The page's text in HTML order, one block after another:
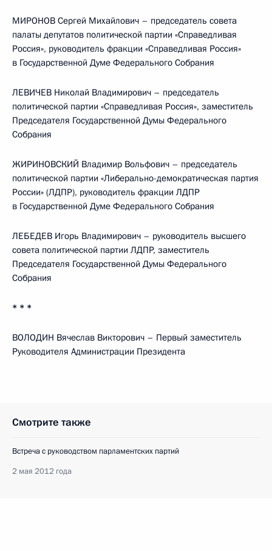
МИРОНОВ Сергей Михайлович – председатель совета
палаты депутатов политической партии «Справедливая
Россия», руководитель фракции «Справедливая Россия»
в Государственной Думе Федерального Собрания
ЛЕВИЧЕВ Николай Владимирович – председатель
политической партии «Справедливая Россия», заместитель
Председателя Государственной Думы Федерального
Собрания
ЖИРИНОВСКИЙ Владимир Вольфович – председатель
политической партии «Либерально-демократическая партия
России» (ЛДПР), руководитель фракции ЛДПР
в Государственной Думе Федерального Собрания
ЛЕБЕДЕВ Игорь Владимирович – руководитель высшего
совета политической партии ЛДПР, заместитель
Председателя Государственной Думы Федерального
Собрания
* * *
ВОЛОДИН Вячеслав Викторович – Первый заместитель
Руководителя Администрации Президента
Смотрите также
Встреча с руководством парламентских партий
2 мая 2012 года